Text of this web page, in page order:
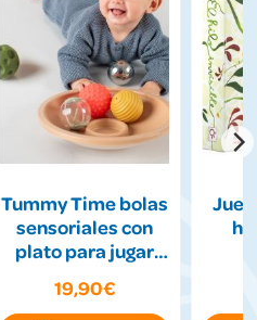
Tummy Time bolas
sensoriales con
plato para jugar
19,90€